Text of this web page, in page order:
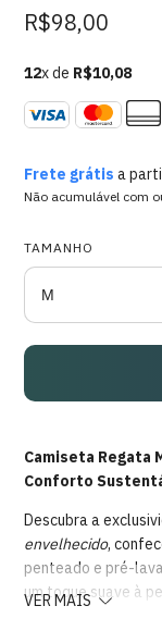
R$98,00
12x de R$10,08
Frete grátis a
Não acumulável com
TAMANHO
Camiseta Regata
Conforto
Descubra a
envelhecido,
penteado e pré-
um toque suave à
VER MAIS